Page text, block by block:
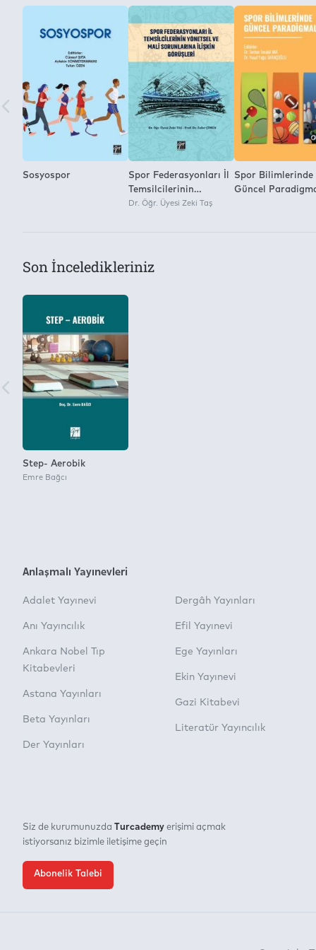
Sosyospor
Spor Federasyonları İl
Temsilcilerinin
Yönetsel ve Mali
Dr. Öğr. Üyesi Zeki Taş
Spor Bilimlerinde
Güncel
Son İnceledikleriniz
Step- Aerobik
Emre Bağcı
Anlaşmalı Yayınevleri
Adalet Yayınevi
Anı Yayıncılık
Ankara Nobel Tıp
Kitabevleri
Astana Yayınları
Beta Yayınları
Der Yayınları
Dergâh Yayınları
Efil Yayınevi
Ege Yayınları
Ekin Yayınevi
Gazi Kitabevi
Literatür Yayıncılık
Siz de kurumunuzda Turcademy erişimi açmak
istiyorsanız bizimle iletişime geçin
Abonelik Talebi